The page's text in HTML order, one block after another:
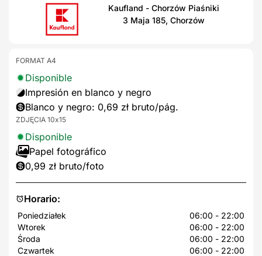
Kaufland - Chorzów Piaśniki
3 Maja 185, Chorzów
Horario:
Poniedziałek
06:00 - 22:00
Wtorek
06:00 - 22:00
Środa
06:00 - 22:00
Czwartek
06:00 - 22:00
FORMAT A4
Disponible
Impresión en blanco y negro
Blanco y negro: 0,69 zł bruto/pág.
ZDJĘCIA 10x15
Disponible
Papel fotográfico
0,99 zł bruto/foto